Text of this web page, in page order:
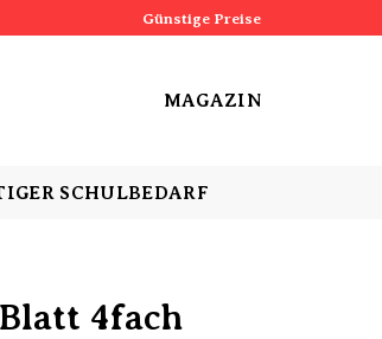
Günstige Preise
MAGAZIN
SCHULBEDARF
4fach